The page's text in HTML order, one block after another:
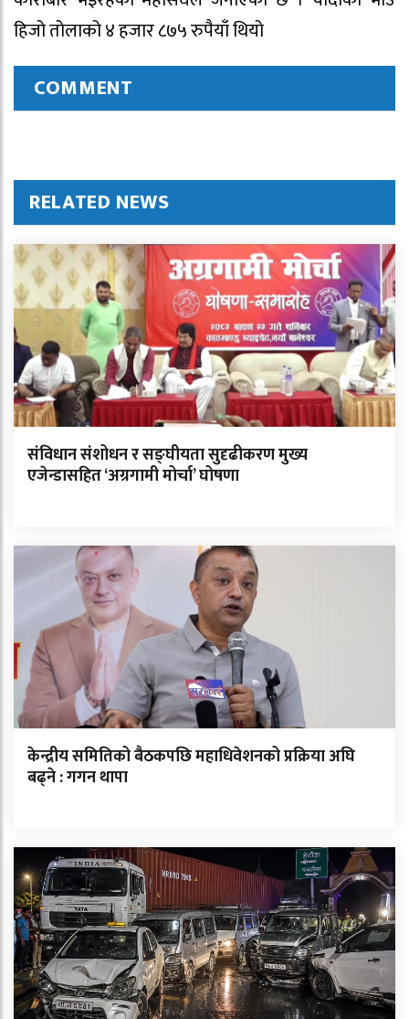
हिजो तोलाको ४ हजार ८७५ रुपैयाँ थियो
COMMENT
RELATED NEWS
संविधान संशोधन र सङ्घीयता सुदृढीकरण मुख्य
एजेन्डासहित ‘अग्रगामी मोर्चा’ घोषणा
केन्द्रीय समितिको बैठकपछि महाधिवेशनको प्रक्रिया अघि
बढ्ने : गगन थापा